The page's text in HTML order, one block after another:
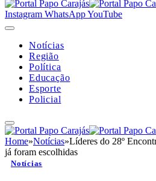
Instagram WhatsAppYouTube
Notícias
Região
Política
Educação
Esporte
Policial
Home»Notícias»Líderes do 28º
já foram escolhidas
Notícias